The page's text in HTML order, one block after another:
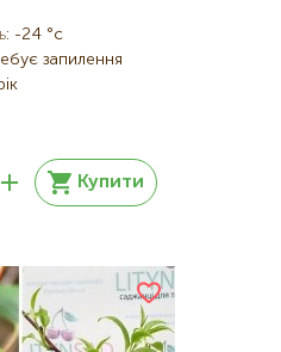
: -24 °c
запилення
Купити